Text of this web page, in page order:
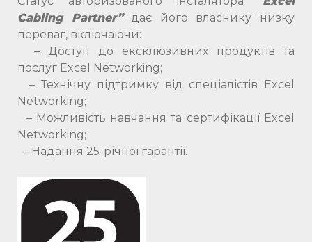
Cabling Partner”дає його власнику низку
переваг, включаючи:
– Доступ до ексклюзивних продуктів та
послуг Excel Networking;
– Технічну підтримку від спеціалістів Excel
Networking;
– Можливість навчання та сертифікації Excel
Networking;
– Надання 25-річної гарантії.